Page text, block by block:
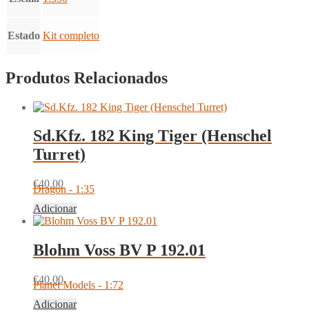
Estado Kit completo
Produtos Relacionados
Sd.Kfz. 182 King Tiger (Henschel
Turret)
€40.00
Dragon - 1:35
Adicionar
Blohm Voss BV P 192.01
€40.00
Planet Models - 1:72
Adicionar